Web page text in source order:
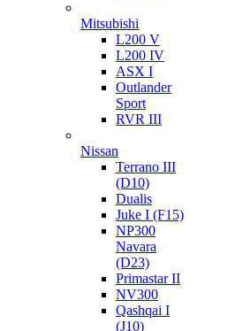
Mitsubishi
L200 V
L200 IV
ASX I
Outlander
Sport
RVR III
Nissan
Terrano III
(D10)
Dualis
Juke I (F15)
NP300
Navara
(D23)
Primastar II
NV300
Qashqai I
(J10)